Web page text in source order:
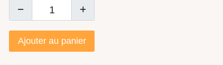
Ajouter au panier